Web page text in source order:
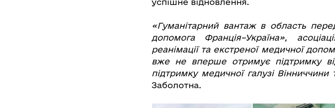
«Гуманітарний вантаж в область
допомога Франція–Україна»,
реанімації та екстреної медичної
вже не вперше отримує підтримку
підтримку медичної галузі
Заболотна.